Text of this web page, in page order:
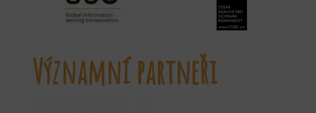
Významní partneři